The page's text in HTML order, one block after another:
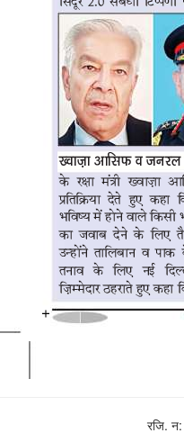
रजि.